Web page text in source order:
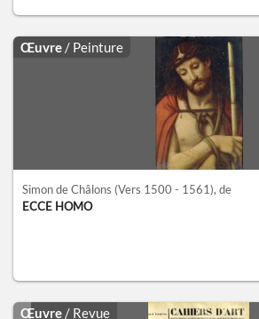
Œuvre / Peinture
Simon de Châlons (Vers 1500 - 1561), de
ECCE HOMO
Œuvre / Revue